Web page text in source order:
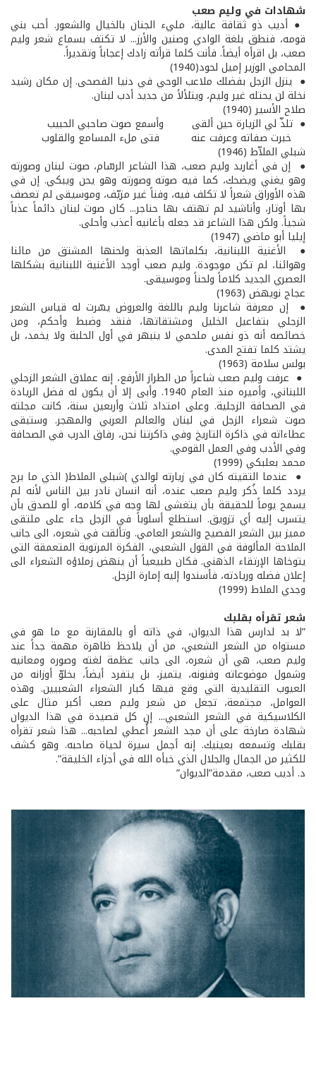
شهادات في وليم صعب
● أديب ذو ثقافة عالية، مليء الجنان بالخيال والشعور. أحب بني
قومه، فنطق بلغة الوادي وصنين والأرز... لا تكتف بسماع شعر وليم
صعب، بل اقرأه أيضاً. فأنت كلما قرأته زادك إعجاباً وتقديراً.
المحامي الوزير إميل لحود(1940)
● ينزل الزجل بفضلك ملاعب الوحي في دنيا الفصحى. إن مكان رشيد
نخلة لن يحتله غير وليم، ويتلألأ من جديد أدب لبنان.
صلاح الأسير (1940)
● تلذّ لي الزيارة حين ألقى وأسمع صوت صاحبي الحبيب
خبرت صفاته وعرفت عنه فتى ملء المسامع والقلوب
شبلي الملاّط (1946)
● إن في أغاريد وليم صعب، هذا الشاعر الرسّام، صوت لبنان وصورته
وهو يغني ويضحك، كما فيه صوته وصورته وهو يحن ويبكي. إن في
هذه الأوراق شعراً لا تكلف فيه، وفناً غير مزيّف، وموسيقى لم تعصف
بها أوتار، وأناشيد لم تهتف بها حناجر... كان صوت لبنان دائماً عذباً
شجياً. ولكن هذا الشاعر قد جعله بأغانيه أعذب وأحلى.
إيليا أبو ماضي (1947)
● الأغنية اللبنانية، بكلماتها العذبة ولحنها المشتق من مائنا
وهوائنا، لم تكن موجودة. وليم صعب أوجد الأغنية اللبنانية بشكلها
العصري الجديد كلاماً ولحناً وموسيقى.
عجاج نويهض (1963)
● إن معرفة شاعرنا وليم باللغة والعروض يسّرت له قياس الشعر
الزجلي بتفاعيل الخليل ومشتقاتها، فنقد وضبط وأحكم، ومن
خصائصه أنه ذو نفس ملحمي لا ينبهر في أول الحلبة ولا يخمد، بل
يشتد كلما تفتح المدى.
بولس سلامة (1963)
● عرفت وليم صعب شاعراً من الطراز الأرفع، إنه عملاق الشعر الزجلي
اللبناني، وأميره منذ العام 1940. وأبى إلا أن يكون له فضل الريادة
في الصحافة الزجلية. وعلى امتداد ثلاث وأربعين سنة، كانت مجلته
صوت شعراء الزجل في لبنان والعالم العربي والمهجر. وستبقى
عطاءاته في ذاكرة التاريخ وفي ذاكرتنا نحن، رفاق الدرب في الصحافة
وفي الأدب وفي العمل القومي.
محمد بعلبكي (1999)
● عندما التقيته كان في زيارته لوالدي )شبلي الملاط( الذي ما برح
يردد كلما ذُكر وليم صعب عنده، أنه انسان نادر بين الناس لأنه لم
يسمح يوماً للحقيقة بأن يتغشى لها وجه في كلامه، أو للصدق بأن
يتسرب إليه أي تزويق. استطلع أسلوباً في الزجل جاء على ملتقى
مميز بين الشعر الفصيح والشعر العامي. وتألقت في شعره، الى جانب
الملاحة المألوفة في القول الشعبي، الفكرة المرتوية المتعمقة التي
يتوخاها الإرتقاء الذهني. فكان طبيعياً أن ينهض زملاؤه الشعراء الى
إعلان فضله وريادته، فأسندوا إليه إمارة الزجل.
وجدي الملاط (1999)
شعر تقرأه بقلبك
”لا بد لدارس هذا الديوان، في ذاته أو بالمقارنة مع ما هو في
مستواه من الشعر الشعبي، من أن يلاحظ ظاهرة مهمة جداً عند
وليم صعب، هي أن شعره، الى جانب عظمة لغته وصوره ومعانيه
وشمول موضوعاته وفنونه، يتميز، بل يتفرد أيضاً، بخلوّ أوزانه من
العيوب التقليدية التي وقع فيها كبار الشعراء الشعبيين. وهذه
العوامل، مجتمعة، تجعل من شعر وليم صعب أكبر مثال على
الكلاسيكية في الشعر الشعبي... إن كل قصيدة في هذا الديوان
شهادة صارخة على أن مجد الشعر أُعطي لصاحبه... هذا شعر تقرأه
بقلبك وتسمعه بعينيك. إنه أجمل سيرة لحياة صاحبه. وهو كشف
للكثير من الجمال والجلال الذي خبأه الله في أجزاء الخليقة”.
د. أديب صعب، مقدمة”الديوان”